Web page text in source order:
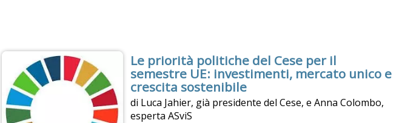
Le priorità politiche del Cese per il
semestre UE: investimenti, mercato unico e
crescita sostenibile
di Luca Jahier, già presidente del Cese, e Anna Colombo,
esperta ASviS